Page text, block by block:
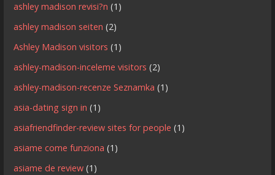
ashley madison revisi?n (1)
ashley madison seiten (2)
Ashley Madison visitors (1)
ashley-madison-inceleme visitors (2)
ashley-madison-recenze Seznamka (1)
asia-dating sign in (1)
asiafriendfinder-review sites for people (1)
asiame come funziona (1)
asiame de review (1)